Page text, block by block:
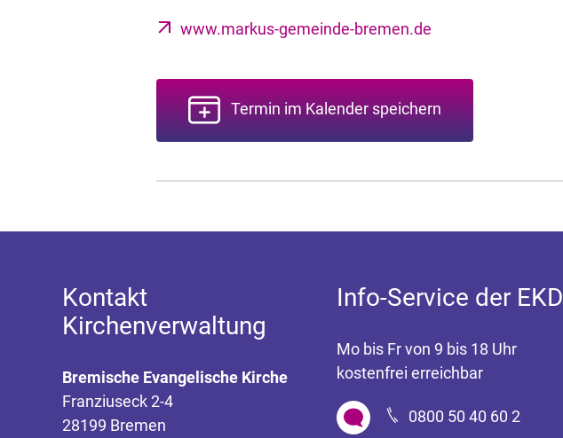
www.markus-gemeinde-bremen.de
Termin im Kalender speichern
Kontakt
Kirchenverwaltung
Bremische Evangelische Kirche
Franziuseck 2-4
28199 Bremen
Info-Service der EKD
Mo bis Fr von 9 bis 18 Uhr
kostenfrei erreichbar
0800 50 40 60 2